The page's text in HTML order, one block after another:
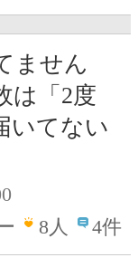
ません
は「2度
いてない
8人 4件